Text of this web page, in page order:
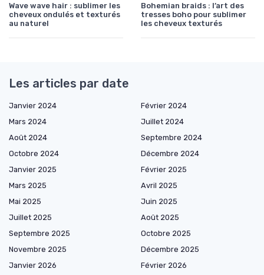
Wave wave hair : sublimer les
cheveux ondulés et texturés
au naturel
Bohemian braids : l’art des
tresses boho pour sublimer
les cheveux texturés
Les articles par date
Janvier 2024
Février 2024
Mars 2024
Juillet 2024
Août 2024
Septembre 2024
Octobre 2024
Décembre 2024
Janvier 2025
Février 2025
Mars 2025
Avril 2025
Mai 2025
Juin 2025
Juillet 2025
Août 2025
Septembre 2025
Octobre 2025
Novembre 2025
Décembre 2025
Janvier 2026
Février 2026